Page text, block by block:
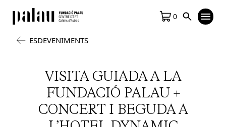
0
ESDEVENIMENTS
VISITA GUIADA A LA
FUNDACIÓ PALAU +
CONCERT I BEGUDA A